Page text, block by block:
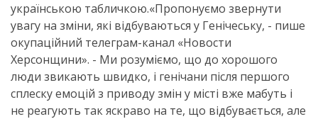
українською табличкою.«Пропонуємо звернути
увагу на зміни, які відбуваються у Генічеську, - пише
окупаційний телеграм-канал «Новости
Херсонщини». - Ми розуміємо, що до хорошого
люди звикають швидко, і генічани після першого
сплеску емоцій з приводу змін у місті вже мабуть і
не реагують так яскраво на те, що відбувається, але